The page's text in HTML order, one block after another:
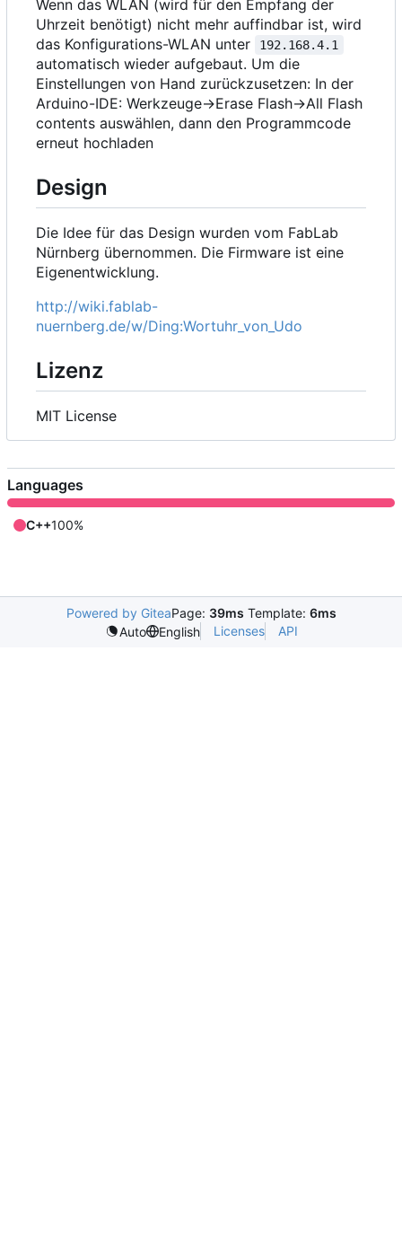
Wenn das WLAN (wird für den Empfang der
Uhrzeit benötigt) nicht mehr auffindbar ist, wird
das Konfigurations-WLAN unter
192.168.4.1
automatisch wieder aufgebaut. Um die
Einstellungen von Hand zurückzusetzen: In der
Arduino-IDE: Werkzeuge->Erase Flash->All Flash
contents auswählen, dann den Programmcode
erneut hochladen
Design
Die Idee für das Design wurden vom FabLab
Nürnberg übernommen. Die Firmware ist eine
Eigenentwicklung.
http://wiki.fablab-
nuernberg.de/w/Ding:Wortuhr_von_Udo
Lizenz
MIT License
Languages
C++100%
Powered by GiteaPage: 39ms Template: 6ms
Auto
English Licenses API